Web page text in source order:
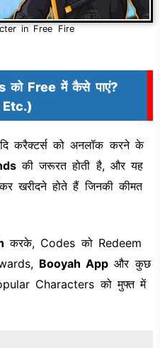
in Free Fire
Free में कैसे पाएं?
करैक्टर्स को अनलॉक करने के
की जरूरत होती है, और यह
खरीदने होते हैं जिनकी कीमत
करके, Codes को Redeem
Booyah App और कुछ
Characters को मुफ्त में